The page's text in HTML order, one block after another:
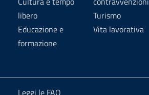
libero
Educazione e
formazione
Turismo
Vita lavorativa
Leggi le FAQ